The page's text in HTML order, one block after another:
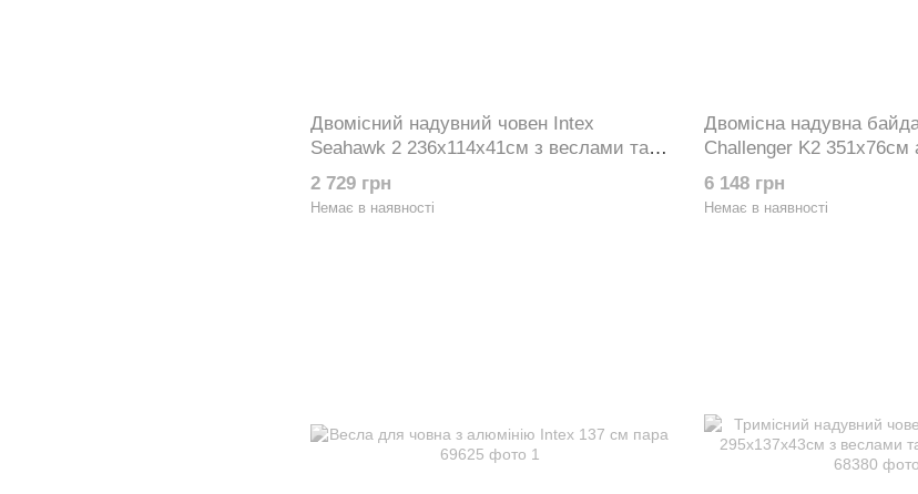
Двомісний надувний човен Intex
Seahawk 2 236х114х41см з веслами та
ручним насосом 68347
2 729 грн
Немає в наявності
Двомісна надувна
Challenger K2 351х76см
та насос 68306
6 148 грн
Немає в наявності